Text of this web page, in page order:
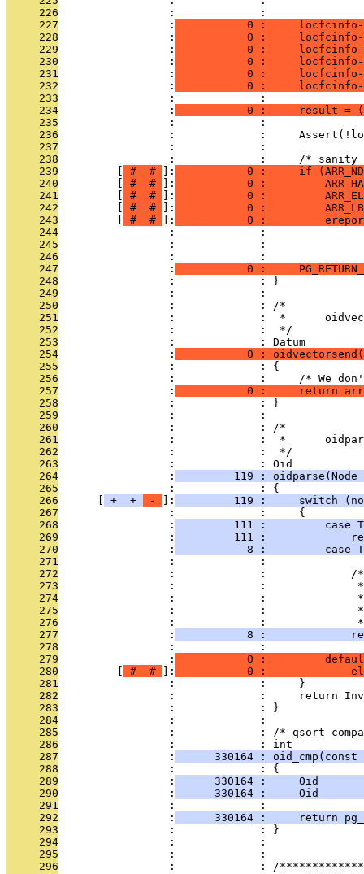
     226
                 :             :
     227
                 :
0 :
     228
                 :
0 :
     229
                 :
0 :
     230
                 :
0 :
     231
                 :
0 :
     232
                 :
0 :
     233
                 :             :
     234
                 :
0 :     result =
     235
                 :             :
     236
:             :
     237
                 :             :
     238
:             :     /*
     239
# # ]:
0 :     if
     240
# # ]:
0 :
     241
# # ]:
0 :
     242
# # ]:
0 :
     243
# # ]:
0 :
     244
:             :
     245
:             :
     246
                 :             :
     247
                 :
0 :
     248
                 :             : }
     249
                 :             :
     250
                 :             : /*
     251
:             :  *
     252
                 :             :  */
     253
                 :             : Datum
     254
                 :
0 :
     255
                 :             : {
     256
:             :     /* We
     257
                 :
0 :     return
     258
                 :             : }
     259
                 :             :
     260
                 :             : /*
     261
:             :  *
     262
                 :             :  */
     263
                 :             : Oid
     264
                 :
119 : oidparse(Node
     265
                 :             : {
     266
+ + - ]:
119 :     switch
     267
                 :             :     {
     268
                 :
111 :         case
     269
                 :
111 :
     270
                 :
8 :         case
     271
                 :             :
     272
                 :             :             /*
     273
:             :
     274
:             :
     275
:             :
     276
:             :
     277
                 :
8 :
     278
:             :
     279
                 :
0 :
     280
# # ]:
0 :
     281
                 :             :     }
     282
:             :     return
     283
                 :             : }
     284
                 :             :
     285
:             : /* qsort
     286
                 :             : int
     287
                 :
330164 : oid_cmp(const
     288
                 :             : {
     289
                 :
330164 :     Oid
     290
                 :
330164 :     Oid
     291
                 :             :
     292
                 :
330164 :     return
     293
                 :             : }
     294
                 :             :
     295
                 :             :
     296
:             : /